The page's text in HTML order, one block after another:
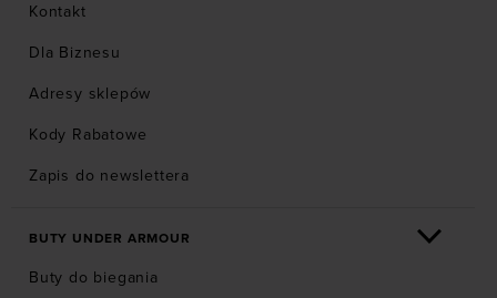
Kontakt
Dla Biznesu
Adresy sklepów
Kody Rabatowe
Zapis do newslettera
BUTY UNDER ARMOUR
Buty do biegania